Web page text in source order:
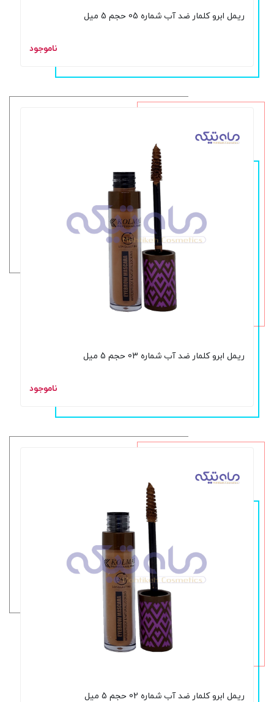
ریمل ابرو کلمار ضد آب شماره 05 حجم 5 میل
ناموجود
ریمل ابرو کلمار ضد آب شماره 03 حجم 5 میل
ناموجود
ریمل ابرو کلمار ضد آب شماره 02 حجم 5 میل